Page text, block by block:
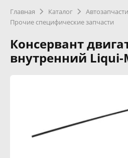
Главная Каталог Автозапчасти
Прочие специфические запчасти
Консервант
внутренний Liqui-